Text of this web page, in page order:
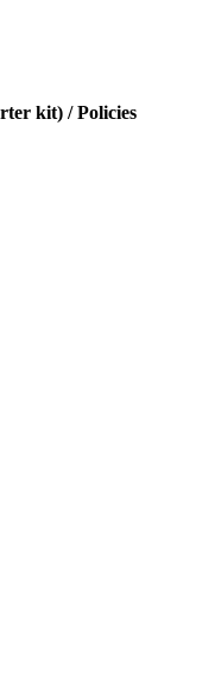
kit) / Policies